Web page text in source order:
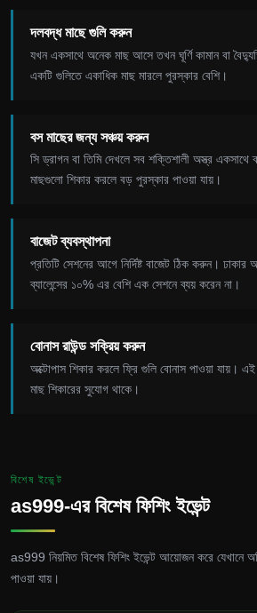
দলবদ্ধ মাছে গুলি করুন
যখন একসাথে অনেক মাছ আসে তখন ঘূর্ণি কামান বা
একটি গুলিতে একাধিক মাছ মারলে পুরস্কার বেশি।
বস মাছের জন্য সঞ্চয় করুন
সি ড্রাগন বা তিমি দেখলে সব শক্তিশালী অস্ত্র
মাছগুলো শিকার করলে বড় পুরস্কার পাওয়া যায়।
বাজেট ব্যবস্থাপনা
প্রতিটি সেশনের আগে নির্দিষ্ট বাজেট ঠিক করুন। ঢাকার
ব্যালেন্সের ১০% এর বেশি এক সেশনে ব্যয় করেন না।
বোনাস রাউন্ড সক্রিয় করুন
অক্টোপাস শিকার করলে ফ্রি গুলি বোনাস পাওয়া যায়। এই
মাছ শিকারের সুযোগ থাকে।
বিশেষ ইভেন্ট
as999-এর বিশেষ ফিশিং ইভেন্ট
as999 নিয়মিত বিশেষ ফিশিং ইভেন্ট আয়োজন করে যেখানে
পাওয়া যায়।